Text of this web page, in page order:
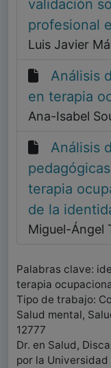
validación
profesional
Luis Javier
Análisis
en terapia
Ana-Isabel
Análisis
terapia
de la
Miguel-Ángel
Palabras clave:
terapia
Tipo de trabajo:
Salud mental,
12777
Dr. en Salud,
por la